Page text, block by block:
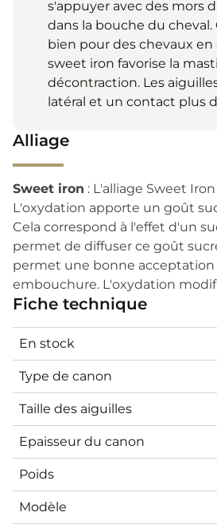
s'appuyer avec des mors
dans la bouche du
bien pour des chevaux
sweet iron favorise la
décontraction. Les
latéral et un contact plus
Alliage
Sweet iron : L'alliage Sweet
L'oxydation apporte un goût
Cela correspond à l'effet d'un
permet de diffuser ce goût
permet une bonne acceptation
embouchure. L'oxydation
Fiche technique
En stock
Type de canon
Taille des aiguilles
Epaisseur du canon
Poids
Modèle